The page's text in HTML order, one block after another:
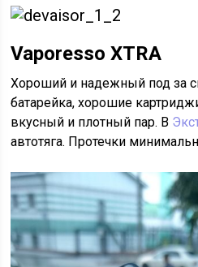
Vaporesso XTRA
Хороший и надежный под за
батарейка, хорошие
вкусный и плотный пар. В
автотяга. Протечки